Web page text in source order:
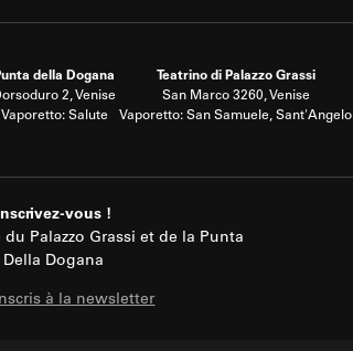
della Dogana
2, Venise
Vaporetto: Salute
Teatrino di Palazzo Grassi
San Marco 3260, Venise
Vaporetto: San Samuele, Sant'Angelo
vous !
du Palazzo Grassi et de la Punta
Della Dogana
à la newsletter